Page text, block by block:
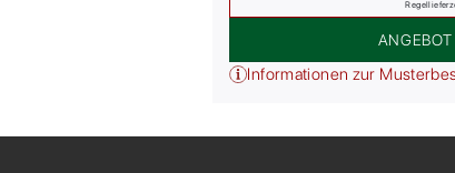
Informationen zur